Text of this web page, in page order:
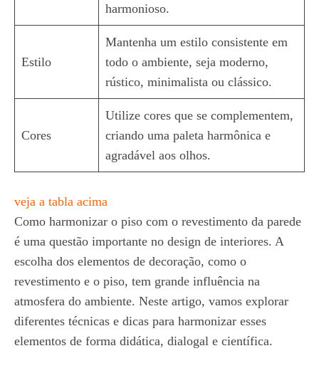
harmonioso.
Estilo
Mantenha um estilo consistente em
todo o ambiente, seja moderno,
rústico, minimalista ou clássico.
Cores
Utilize cores que se complementem,
criando uma paleta harmônica e
agradável aos olhos.
veja a tabla acima
Como harmonizar o piso com o revestimento da parede
é uma questão importante no design de interiores. A
escolha dos elementos de decoração, como o
revestimento e o piso, tem grande influência na
atmosfera do ambiente. Neste artigo, vamos explorar
diferentes técnicas e dicas para harmonizar esses
elementos de forma didática, dialogal e científica.